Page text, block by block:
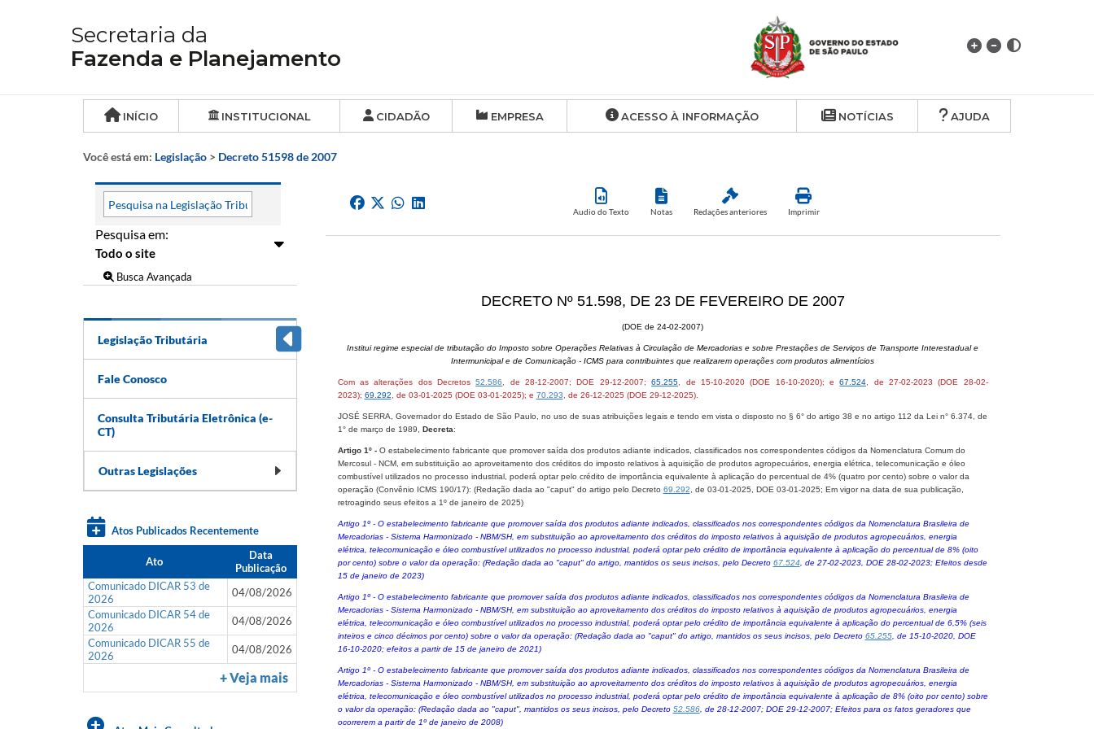
Secretaria da
Fazenda e Planejamento
INÍCIO INSTITUCIONAL CIDADÃO EMPRESA ACESSO À INFORMAÇÃO NOTÍCIAS AJUDA
Você está em: Legislação > Decreto 51598 de 2007
Pesquisa em:
Busca Avançada
Legislação Tributária
Fale Conosco
Consulta Tributária Eletrônica (e-
CT)
Outras Legislações
Atos Publicados Recentemente
Ato
Data
Publicação
Comunicado DICAR 53 de
2026
04/08/2026
Comunicado DICAR 54 de
2026
04/08/2026
Comunicado DICAR 55 de
2026
04/08/2026
+ Veja mais
Audio do Texto Notas Redações anteriores Imprimir
DECRETO Nº 51.598, DE 23 DE FEVEREIRO DE 2007
(DOE de 24-02-2007)
Institui regime especial de tributação do Imposto sobre Operações Relativas à Circulação de Mercadorias e sobre Prestações de Serviços de Transporte Interestadual e
Intermunicipal e de Comunicação - ICMS para contribuintes que realizarem operações com produtos alimentícios
Com as alterações dos Decretos52.586 , de 28-12-2007; DOE 29-12-2007; 65.255 , de 15-10-2020 (DOE 16-10-2020); e67.524 , de 27-02-2023 (DOE 28-02-
2023); 69.292 , de 03-01-2025 (DOE 03-01-2025); e 70​​​.​293 , de 26-12-2025 (DOE 29-12-2025).
JOSÉ SERRA, Governador do Estado de São Paulo, no uso de suas atribuições legais e tendo em vista o disposto no § 6° do artigo 38 e no artigo 112 da Lei n° 6.374, de
1° de março de 1989, Decreta:
Artigo 1º - O estabelecimento fabricante que promover saída dos produtos adiante indicados, classificados nos correspondentes códigos da Nomenclatura Comum do
Mercosul - NCM, em substituição ao aproveitamento dos créditos do imposto relativos à aquisição de produtos agropecuários, energia elétrica, telecomunicação e óleo
combustível utilizados no processo industrial, poderá optar pelo crédito de importância equivalente à aplicação do percentual de 4% (quatro por cento) sobre o valor da
operação (Convênio ICMS 190/17): (Redação dada ao "caput" do artigo pelo Decreto 69​.​292 , de 03-01-2025, DOE 03-01-2025; Em vigor na data de sua publicação,
retroagindo seus efeitos a 1º de janeiro de 2025)
Artigo 1º - O estabelecimento fabricante que promover saída dos produtos adiante indicados, classificados nos correspondentes códigos da Nomenclatura Brasileira de
Mercadorias - Sistema Harmonizado - NBM/SH, em substituição ao aproveitamento dos créditos do imposto relativos à aquisição de produtos agropecuários, energia
elétrica, telecomunicação e óleo combustível utilizados no processo industrial, poderá optar pelo crédito de importância equivalente à aplicação do percentual de 8% (oito
por cento) sobre o valor da operação: (Redação dada ao "caput" do artigo, mantidos os seus incisos, pelo Decreto 67.524 , de 27-02-2023, DOE 28-02-2023; Efeitos desde
15 de janeiro de 2023)
Artigo 1º - O estabelecimento fabricante que promover saída dos produtos adiante indicados, classificados nos correspondentes códigos da Nomenclatura Brasileira de
Mercadorias - Sistema Harmonizado - NBM/SH, em substituição ao aproveitamento dos créditos do imposto relativos à aquisição de produtos agropecuários, energia
elétrica, telecomunicação e óleo combustível utilizados no processo industrial, poderá optar pelo crédito de importância equivalente à aplicação do percentual de 6,5% (seis
inteiros e cinco décimos por cento) sobre o valor da operação: (Redação dada ao "caput" do artigo, mantidos os seus incisos, pelo Decreto 65.255, de 15-10-2020, DOE
16-10-2020; efeitos a partir de 15 de janeiro de 2021)
Artigo 1º - O estabelecimento fabricante que promover saída dos produtos adiante indicados, classificados nos correspondentes códigos da Nomenclatura Brasileira de
Mercadorias - Sistema Harmonizado - NBM/SH, em substituição ao aproveitamento dos créditos do imposto relativos à aquisição de produtos agropecuários, energia
elétrica, telecomunicação e óleo combustível utilizados no processo industrial, poderá optar pelo crédito de importância equivalente à aplicação de 8% (oito por cento) sobre
o valor da operação: (Redação dada ao "caput", mantidos os seus incisos, pelo Decreto 52.586, de 28-12-2007; DOE 29-12-2007; Efeitos para os fatos geradores que
ocorrerem a partir de 1º de janeiro de 2008)